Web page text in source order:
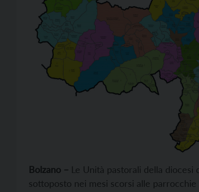
Bolzano – Le Unità pastorali della diocesi
sottoposto nei mesi scorsi alle